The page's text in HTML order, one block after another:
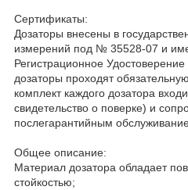
Сертификаты:
Дозаторы внесены в
измерений под № 35528-07 и
Регистрационное
дозаторы проходят
комплект каждого дозатора
свидетельство о поверке) и
послегарантийным
Общее описание:
Материал дозатора обладает
стойкостью;